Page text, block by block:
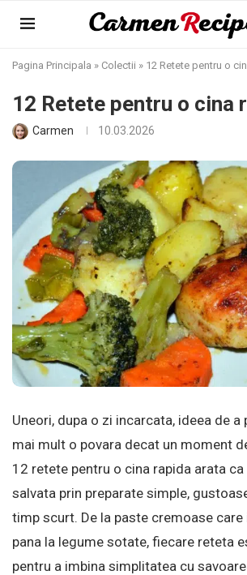
Pagina Principala » Colectii » 12 Retete pentru o
12 Retete pentru o cina
Carmen 10.03.2026
Uneori, dupa o zi incarcata, ideea de a
mai mult o povara decat un moment
12 retete pentru o cina rapida arata
salvata prin preparate simple,
timp scurt. De la paste cremoase care
pana la legume sotate, fiecare reteta
pentru a imbina simplitatea cu